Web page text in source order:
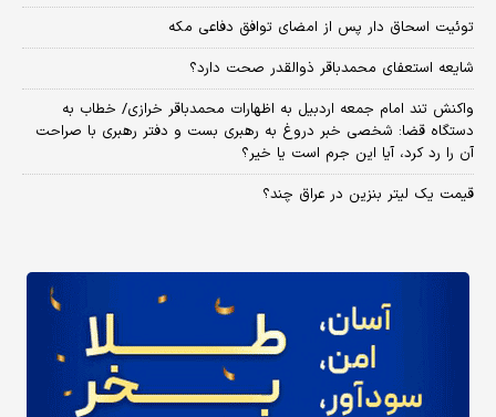
توئیت اسحاق دار پس از امضای توافق دفاعی مکه
شایعه استعفای محمدباقر ذوالقدر صحت دارد؟
واکنش تند امام جمعه اردبیل به اظهارات محمدباقر خرازی/ خطاب به
دستگاه قضا: شخصی خبر دروغ به رهبری بست و دفتر رهبری با صراحت
آن را رد کرد، آیا این جرم است یا خیر؟
قیمت یک لیتر بنزین در عراق چند؟